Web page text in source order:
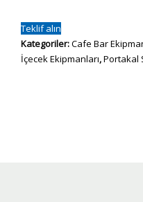
Teklif alın
Kategoriler:Cafe Bar
İçecek Ekipmanları,Portakal